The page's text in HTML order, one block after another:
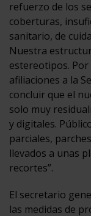
refuerzo de los
coberturas,
sanitario, de
Nuestra
estereotipos. Por
afiliaciones a la
concluir que el
solo muy
y digitales.
parciales,
llevados a unas
recortes”.
El secretario
las medidas de